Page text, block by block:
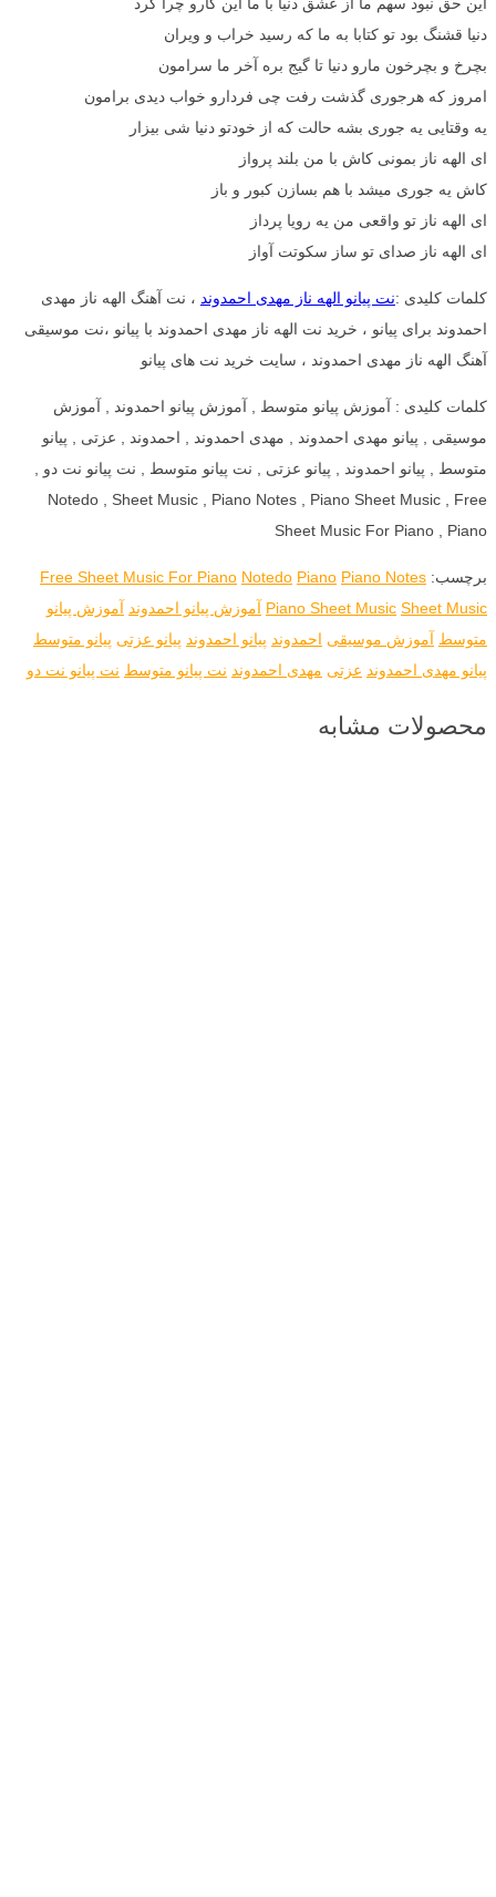
دنیا قشنگ بود تو کتابا به ما که رسید خراب و ویران
بچرخ و بچرخون مارو دنیا تا گیج بره آخر ما سرامون
امروز که هرجوری گذشت رفت چی فردارو خواب دیدی برامون
یه وقتایی یه جوری بشه حالت که از خودتو دنیا شی بیزار
ای الهه ناز بمونی کاش با من بلند پرواز
کاش یه جوری میشد با هم بسازن کبور و باز
ای الهه ناز تو واقعی من یه رویا پرداز
ای الهه ناز صدای تو ساز سکوتت آواز
کلمات کلیدی :نت پیانو الهه ناز مهدی احمدوند ، نت آهنگ الهه ناز مهدی
احمدوند برای پیانو ، خرید نت الهه ناز مهدی احمدوند با پیانو ،نت موسیقی
آهنگ الهه ناز مهدی احمدوند ، سایت خرید نت های پیانو
کلمات کلیدی : آموزش پیانو متوسط , آموزش پیانو احمدوند , آموزش
موسیقی , پیانو مهدی احمدوند , مهدی احمدوند , احمدوند , عزتی , پیانو
متوسط , پیانو احمدوند , پیانو عزتی , نت پیانو متوسط , نت پیانو نت دو ,
Notedo , Sheet Music , Piano Notes , Piano Sheet Music , Free
Sheet Music For Piano , Piano
برچسب: Free Sheet Music For Piano Notedo Piano Piano Notes
Piano Sheet Music Sheet Music آموزش پیانو احمدوند آموزش پیانو
متوسط آموزش موسیقی احمدوند پیانو احمدوند پیانو عزتی پیانو متوسط
پیانو مهدی احمدوند عزتی مهدی احمدوند نت پیانو متوسط نت پیانو نت دو
محصولات مشابه